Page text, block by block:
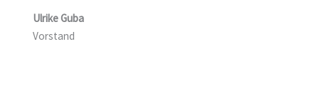
Ulrike Guba
Vorstand